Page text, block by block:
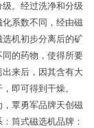
。经过洗净和分级
系数不同，经由磁
机初步分离后的矿
的药物，使得所要
来后，因其含有大
即可得到干燥。
覃勇军品牌天创磁
筒式磁选机品牌：